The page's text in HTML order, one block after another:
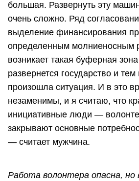
большая. Развернуть эту
очень сложно. Ряд
выделение финансирования
определенным молниеносным
возникает такая буферная
развернется государство и
произошла ситуация. И в это
незаменимы, и я считаю, что
инициативные люди —
закрывают основные
— считает мужчина.
Работа волонтера опасна, но